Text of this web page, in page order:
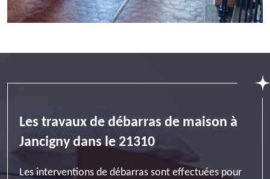
Les travaux de débarras de maison à
Jancigny dans le 21310
Les interventions de débarras sont effectuées pour